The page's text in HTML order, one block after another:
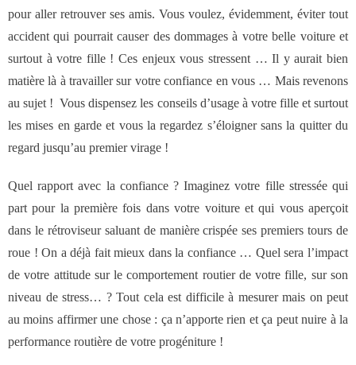
Le Cabinet
- Notre valeur ajoutée
- JF Choblet
Contact
pour aller retrouver ses amis. Vous voulez, évidemment, éviter tout
accident qui pourrait causer des dommages à votre belle voiture et
surtout à votre fille ! Ces enjeux vous stressent … Il y aurait bien
matière là à travailler sur votre confiance en vous … Mais revenons
au sujet ! Vous dispensez les conseils d’usage à votre fille et surtout
les mises en garde et vous la regardez s’éloigner sans la quitter du
regard jusqu’au premier virage !
Quel rapport avec la confiance ? Imaginez votre fille stressée qui
part pour la première fois dans votre voiture et qui vous aperçoit
dans le rétroviseur saluant de manière crispée ses premiers tours de
roue ! On a déjà fait mieux dans la confiance … Quel sera l’impact
de votre attitude sur le comportement routier de votre fille, sur son
niveau de stress… ? Tout cela est difficile à mesurer mais on peut
au moins affirmer une chose : ça n’apporte rien et ça peut nuire à la
performance routière de votre progéniture !